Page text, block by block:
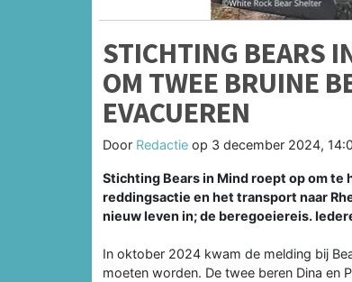
STICHTING BEARS
OM TWEE BRUINE
EVACUEREN
Door Redactie op 3 december 2024,
Stichting Bears in Mind roept op om te
reddingsactie en het transport naar
nieuw leven in; de beregoeiereis.
In oktober 2024 kwam de melding bij
moeten worden. De twee beren Dina en